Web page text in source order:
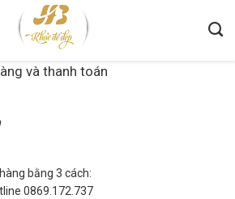
và thanh toán
bằng 3 cách:
0869.172.737